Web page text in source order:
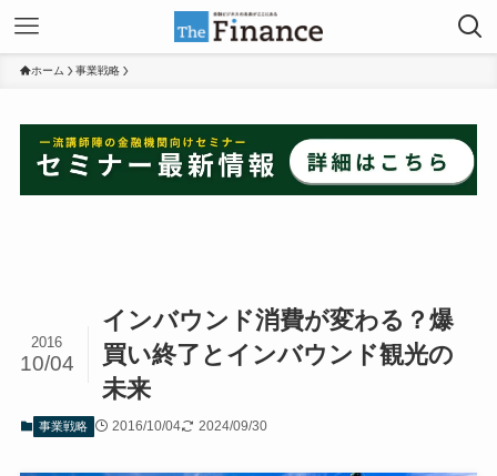
ホーム 事業戦略
インバウンド消費が変わる？爆
買い終了とインバウンド観光の
未来
2016
10/04
事業戦略 2016/10/04 2024/09/30